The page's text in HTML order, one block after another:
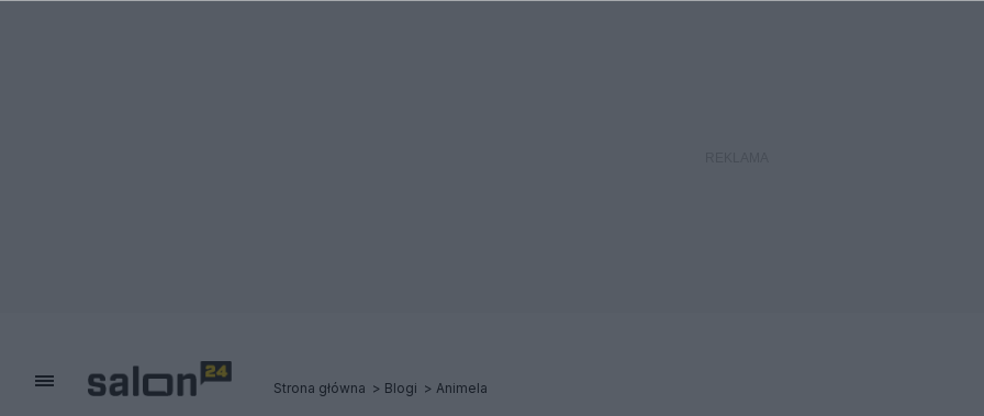
Strona główna Blogi Animela